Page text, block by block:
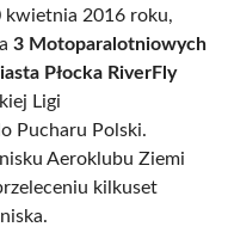
kwietnia 2016 roku,
3 Motoparalotniowych
Płocka RiverFly
Ligi
Pucharu Polski.
Aeroklubu Ziemi
kilkuset